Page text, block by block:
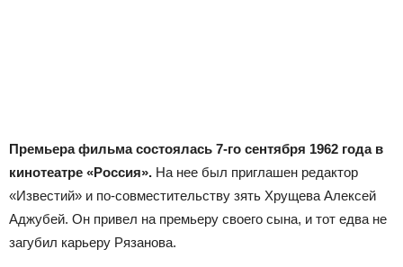
Премьера фильма состоялась 7-го сентября 1962 года в
кинотеатре «Россия». На нее был приглашен редактор
«Известий» и по-совместительству зять Хрущева Алексей
Аджубей. Он привел на премьеру своего сына, и тот едва не
загубил карьеру Рязанова.